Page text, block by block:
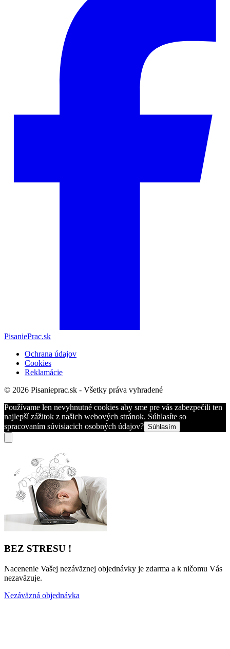
PisaniePrac.sk
Ochrana údajov
Cookies
Reklamácie
© 2026 Pisanieprac.sk - Všetky práva vyhradené
Používame len nevyhnutné cookies aby sme pre vás zabezpečili ten
najlepší zážitok z našich webových stránok. Súhlasíte so
spracovaním súvisiacich osobných údajov? Súhlasím
BEZ STRESU !
Nacenenie Vašej nezáväznej objednávky je zdarma a k ničomu Vás
nezaväzuje.
Nezáväzná objednávka